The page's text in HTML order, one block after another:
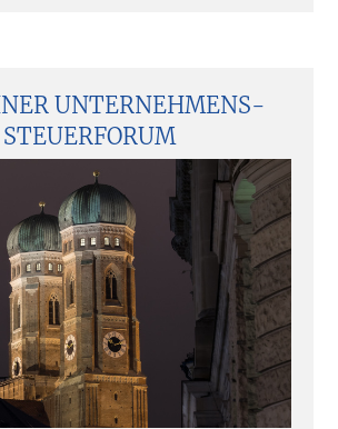
UNTERNEHMENS­
STEUERFORUM